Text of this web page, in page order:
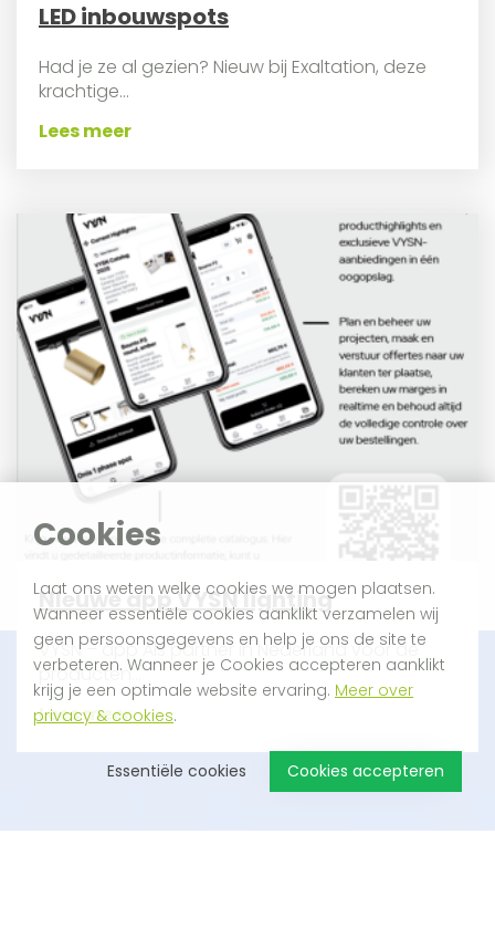
Cookies
Laat ons weten welke cookies we mogen plaatsen.
Wanneer essentiële cookies aanklikt verzamelen wij
geen persoonsgegevens en help je ons de site te
verbeteren. Wanneer je Cookies accepteren aanklikt
krijg je een optimale website ervaring. Meer over
privacy & cookies.
Cookies accepteren
Essentiële cookies
LED inbouwspots
Had je ze al gezien? Nieuw bij Exaltation, deze
krachtige...
Lees meer
NIeuwe app VYSN lighting
VYSN – app Als partner in Nederland voor de
producten...
Lees meer